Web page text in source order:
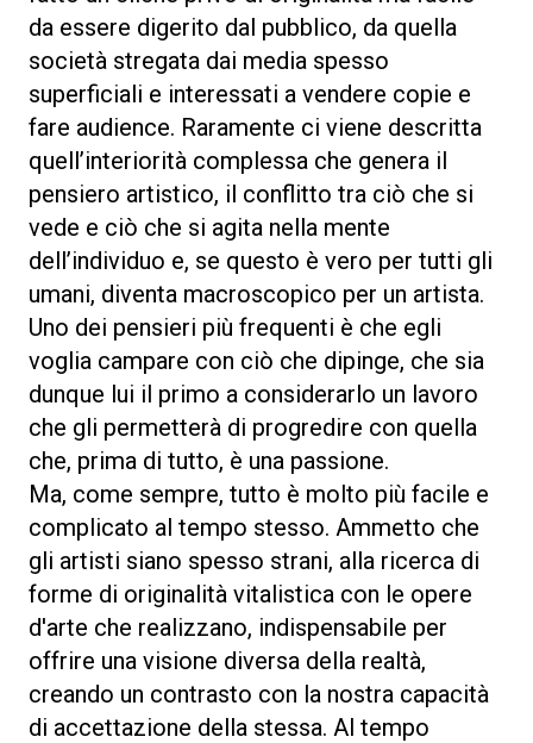
da essere digerito dal pubblico, da quella
società stregata dai media spesso
superficiali e interessati a vendere copie e
fare audience. Raramente ci viene descritta
quell’interiorità complessa che genera il
pensiero artistico, il conflitto tra ciò che si
vede e ciò che si agita nella mente
dell’individuo e, se questo è vero per tutti gli
umani, diventa macroscopico per un artista.
Uno dei pensieri più frequenti è che egli
voglia campare con ciò che dipinge, che sia
dunque lui il primo a considerarlo un lavoro
che gli permetterà di progredire con quella
che, prima di tutto, è una passione.
Ma, come sempre, tutto è molto più facile e
complicato al tempo stesso. Ammetto che
gli artisti siano spesso strani, alla ricerca di
forme di originalità vitalistica con le opere
d'arte che realizzano, indispensabile per
offrire una visione diversa della realtà,
creando un contrasto con la nostra capacità
di accettazione della stessa. Al tempo